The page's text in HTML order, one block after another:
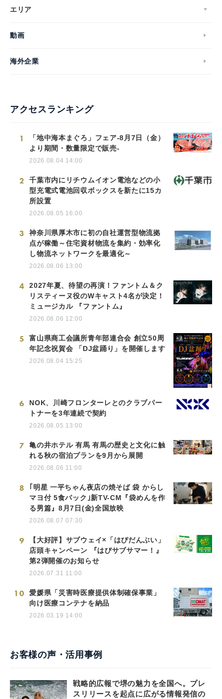
エリア
動画
海外企業
アクセスランキング
1
「地中海本まぐろ」フェア-8月7日（金）
より期間・数量限定で販売-
2026.08.04 14:00
2
千葉市内にリチウムイオン電池などの小
型充電式電池回収ボックスを新たに15カ
所設置
2026.08.05 16:00
3
神奈川県厚木市に初の自社運営型物流拠
点が稼働～住宅資材物流を集約・効率化
し物流ネットワークを最適化～
2026.08.06 13:00
4
2027年夏、待望の再演！ファントム＆ク
リスティーヌ役のWキャスト4名が決定！
ミュージカル 『ファントム』
2026.08.06 12:00
5
富山県商工会議所青年部連合会 創立50周
年記念祝賀会 「DJ盆踊り」を開催します
2026.08.04 15:25
6
NOK、川崎フロンターレとのクラブパー
トナーを3年連続で契約
2026.08.05 13:00
7
亀の井ホテル 有馬 有馬の歴史と文化に触
れる秋の宿泊プランを9月から展開
2026.08.06 11:00
8
｢明星 一平ちゃん夜店の焼そば 袋 からし
マヨ付 5食パック｣新TV-CM『袋めんを作
る男篇』8月7日(金)全国放映
2026.08.07 07:30
9
【大好評】サブウェイ×「はぴだんぶい」
店頭キャンペーン 『はぴサブサマー！』
第2弾開催のお知らせ
2026.07.31 11:00
10
愛媛県「災害時医療提供体制確保事業」
向け医療コンテナを納品
2026.03.19 14:00
お客様の声・活用事例
戦略的広報で堺の魅力を全国へ。プレ
スリリースを起点に広がる情報発信の